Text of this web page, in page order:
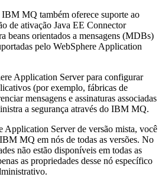
IBM MQ também oferece suporte ao
de ativação Java EE Connector
beans orientados a mensagens (MDBs)
pelo WebSphere Application
Application Server para configurar
(por exemplo, fábricas de
mensagens e assinaturas associadas
a segurança através do IBM MQ.
Application Server de versão mista, você
IBM MQ em nós de todas as versões. No
não estão disponíveis em todas as
as propriedades desse nó específico